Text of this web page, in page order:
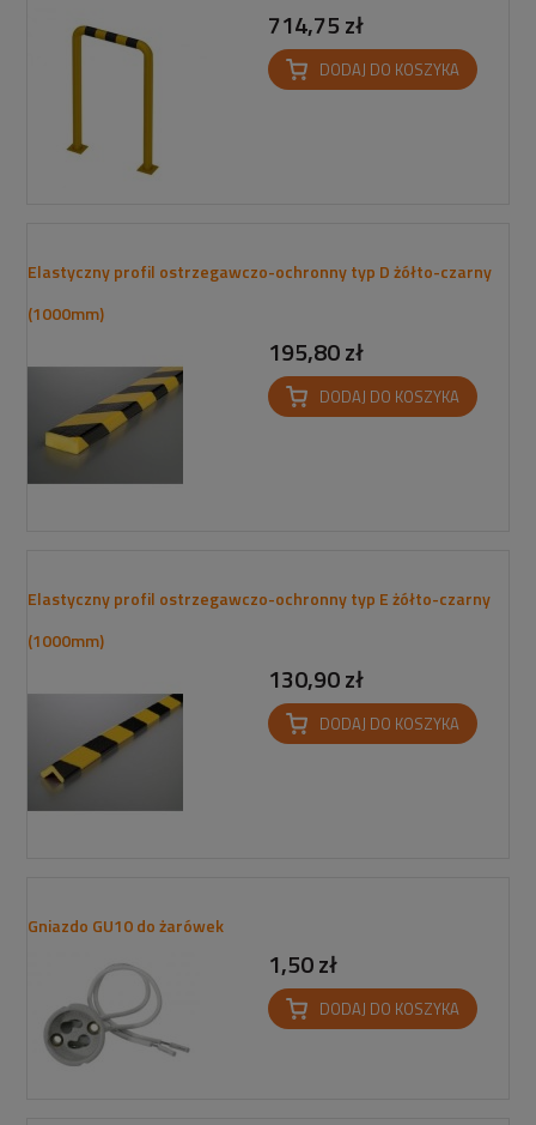
714,75 zł
DODAJ DO KOSZYKA
Elastyczny profil ostrzegawczo-ochronny typ D żółto-czarny
(1000mm)
195,80 zł
DODAJ DO KOSZYKA
Elastyczny profil ostrzegawczo-ochronny typ E żółto-czarny
(1000mm)
130,90 zł
DODAJ DO KOSZYKA
Gniazdo GU10 do żarówek
1,50 zł
DODAJ DO KOSZYKA